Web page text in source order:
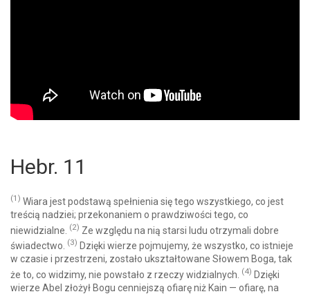
Hebr. 11
(1) Wiara jest podstawą spełnienia się tego wszystkiego, co jest
treścią nadziei; przekonaniem o prawdziwości tego, co
niewidzialne. (2) Ze względu na nią starsi ludu otrzymali dobre
świadectwo. (3) Dzięki wierze pojmujemy, że wszystko, co istnieje
w czasie i przestrzeni, zostało ukształtowane Słowem Boga, tak
że to, co widzimy, nie powstało z rzeczy widzialnych. (4) Dzięki
wierze Abel złożył Bogu cenniejszą ofiarę niż Kain — ofiarę, na